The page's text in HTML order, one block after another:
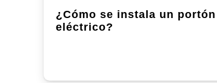
¿Cómo se instala un portón
eléctrico?